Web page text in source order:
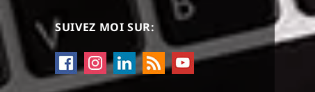
SUIVEZ MOI SUR: